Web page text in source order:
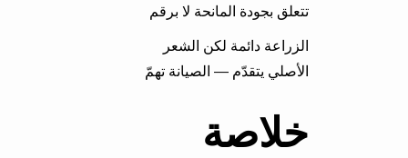
تتعلق بجودة المانحة لا برقم
الزراعة دائمة لكن الشعر
الأصلي يتقدّم — الصيانة تهمّ
خلاصة